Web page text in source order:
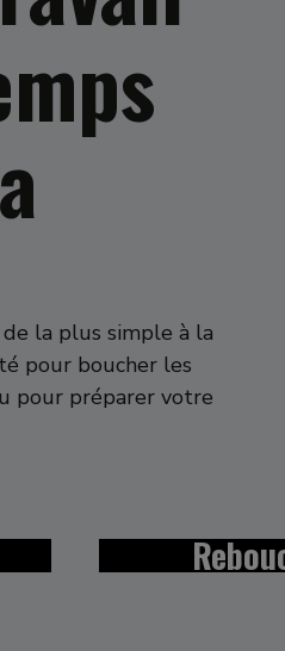
la plus simple à la
pour boucher les
pour préparer votre